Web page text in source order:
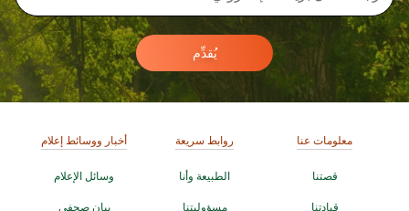
يُقدِّم
معلومات عنا
قصتنا
قيادتنا
روابط سريعة
الطبيعة وأنا
مسؤوليتنا
أخبار ووسائط إعلام
وسائل الإعلام
بيان صحفي